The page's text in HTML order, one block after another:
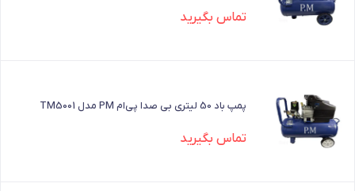
تماس بگیرید
پمپ باد 50 لیتری بی صدا پی‌ام PM مدل TM5001
تماس بگیرید